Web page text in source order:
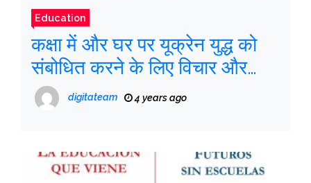
Education
कक्षा में और घर पर यूक्रेन युद्ध को
संबोधित करने के लिए विचार और
संसाधनdigitateam 4 years ago